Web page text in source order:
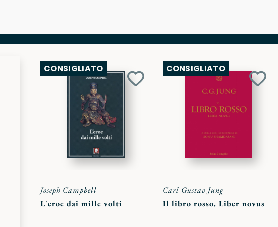
CONSIGLIATO
Aggiungi
Joseph Campbell
L'eroe dai mille volti
CONSIGLIATO
Carl Gustav Jung
Il libro rosso. Liber novus